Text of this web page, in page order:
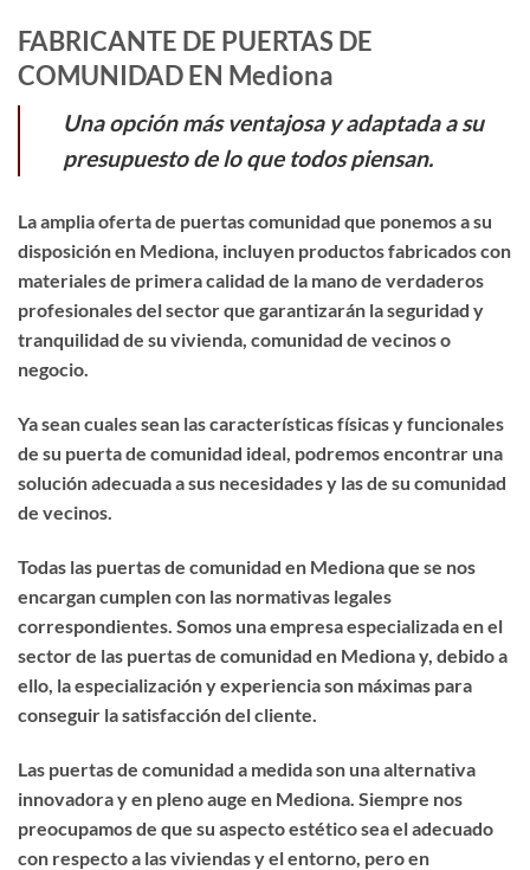
FABRICANTE DE PUERTAS DE
COMUNIDAD EN Mediona
Una opción más ventajosa y adaptada a su
presupuesto de lo que todos piensan.
La amplia oferta de puertas comunidad que ponemos a su
disposición en Mediona, incluyen productos fabricados con
materiales de primera calidad de la mano de verdaderos
profesionales del sector que garantizarán la seguridad y
tranquilidad de su vivienda, comunidad de vecinos o
negocio.
Ya sean cuales sean las características físicas y funcionales
de su puerta de comunidad ideal, podremos encontrar una
solución adecuada a sus necesidades y las de su comunidad
de vecinos.
Todas las puertas de comunidad en Mediona que se nos
encargan cumplen con las normativas legales
correspondientes. Somos una empresa especializada en el
sector de las puertas de comunidad en Mediona y, debido a
ello, la especialización y experiencia son máximas para
conseguir la satisfacción del cliente.
Las puertas de comunidad a medida son una alternativa
innovadora y en pleno auge en Mediona. Siempre nos
preocupamos de que su aspecto estético sea el adecuado
con respecto a las viviendas y el entorno, pero en